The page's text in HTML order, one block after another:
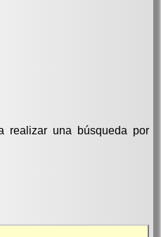
realizar una búsqueda por